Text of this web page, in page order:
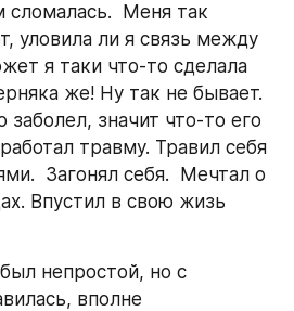
сломалась.  Меня так
уловила ли я связь между
я таки что-то сделала
же! Ну так не бывает.
заболел, значит что-то его
травму. Травил себя
Загонял себя.  Мечтал о
Впустил в свою жизь
непростой, но с
вполне